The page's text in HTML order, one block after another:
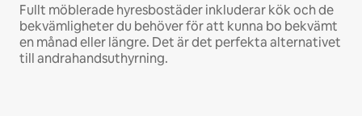
Fullt möblerade hyresbostäder inkluderar kök och de
bekvämligheter du behöver för att kunna bo bekvämt
en månad eller längre. Det är det perfekta alternativet
till andrahandsuthyrning.